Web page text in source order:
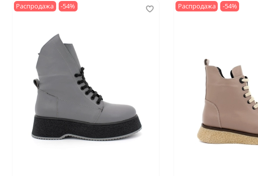
Распродажа -54% Распродажа -54%